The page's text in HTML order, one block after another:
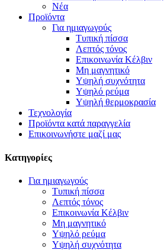
Νέα
Προϊόντα
Για ημιαγωγούς
Τυπική πίσσα
Λεπτός τόνος
Επικοινωνία Κέλβιν
Μη μαγνητικό
Υψηλή συχνότητα
Υψηλό ρεύμα
Υψηλή θερμοκρασία
Τεχνολογία
Προϊόντα κατά παραγγελία
Επικοινωνήστε μαζί μας
Κατηγορίες
Για ημιαγωγούς
Τυπική πίσσα
Λεπτός τόνος
Επικοινωνία Κέλβιν
Μη μαγνητικό
Υψηλό ρεύμα
Υψηλή συχνότητα